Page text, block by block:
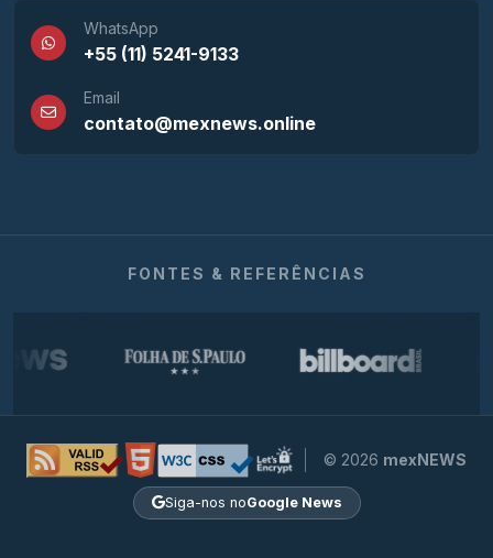
WhatsApp
+55 (11) 5241-9133
Email
contato@mexnews.online
FONTES & REFERÊNCIAS
© 2026 mexNEWS
Siga-nos noGoogle News